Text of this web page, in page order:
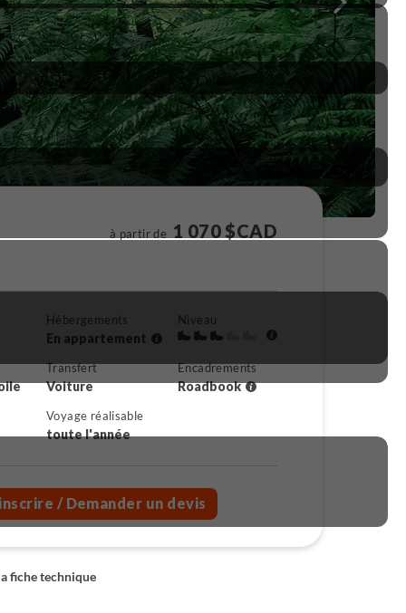
à partir de 1 070 $CAD
Hébergements
En appartement
Niveau
Transfert
Voiture
Encadrements
Roadbook
Voyage réalisable
toute l'année
/ Demander un devis
fiche technique